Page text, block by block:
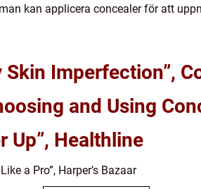
kan applicera concealer för att
Skin Imperfection”,
and Using
Up”, Healthline
a Pro”, Harper’s Bazaar